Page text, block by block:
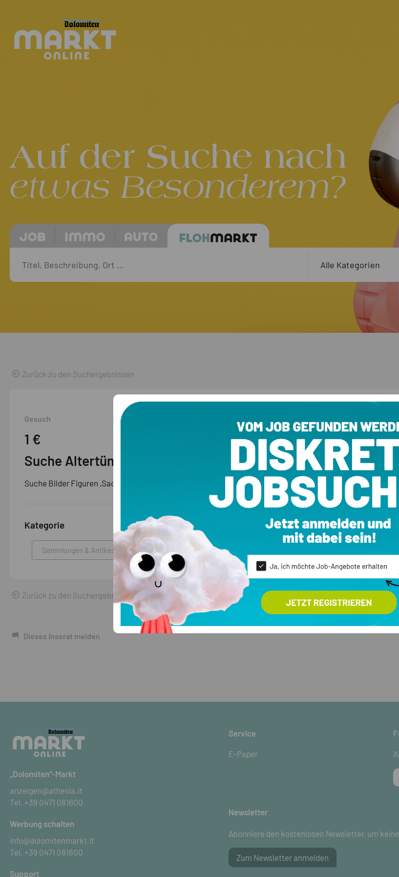
Auf der Suche nach
etwas Besonderem?
Zurück zu den Suchergebnissen
Gesuch
1 €
Suche Altertümliches
Suche Bilder Figuren ,Sachen aus den Kriegen Werbesachen
Kategorie
Sammlungen & Antikes
Zurück zu den Suchergebnissen
Dieses Inserat melden
„Dolomiten“-Markt
anzeigen@athesia.it
Tel. +39 0471 081600
Werbung schalten
info@dolomitenmarkt.it
Tel. +39 0471 081600
Support
Service
E-Paper
Newsletter
Abonniere den kostenlosen Newsletter, um
Zum Newsletter anmelden